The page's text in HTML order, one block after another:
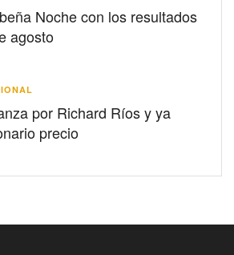
Noche con los resultados
agosto
por Richard Ríos y ya
precio